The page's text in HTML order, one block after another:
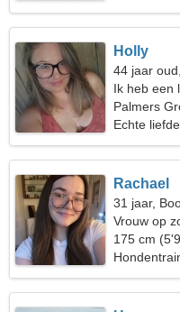
Holly
44 jaar
Ik heb een
Palmers
Echte liefde
Rachael
31 jaar,
Vrouw op
175 cm